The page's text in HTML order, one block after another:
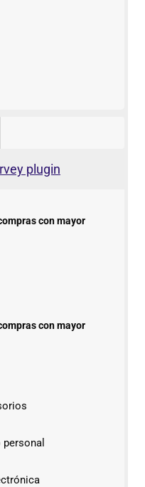
plugin
con mayor
con mayor